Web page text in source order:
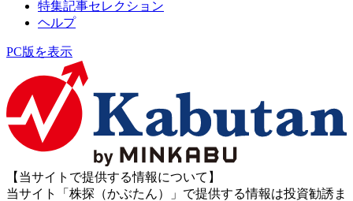
特集記事セレクション
ヘルプ
PC版を表示
【当サイトで提供する情報について】
当サイト「株探（かぶたん）」で提供する情報は投資勧誘ま